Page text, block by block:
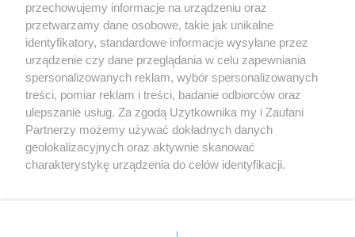
Redakcja Reklama Prywatność
Praca Łódź
the:protocol
przechowujemy informacje na urządzeniu oraz
przetwarzamy dane osobowe, takie jak unikalne
identyfikatory, standardowe informacje wysyłane przez
urządzenie czy dane przeglądania w celu zapewniania
spersonalizowanych reklam, wybór spersonalizowanych
treści, pomiar reklam i treści, badanie odbiorców oraz
ulepszanie usług. Za zgodą Użytkownika my i Zaufani
Partnerzy możemy używać dokładnych danych
geolokalizacyjnych oraz aktywnie skanować
charakterystykę urządzenia do celów identyfikacji.
zmienić/wycofać klikając przycisk ustawień prywatności